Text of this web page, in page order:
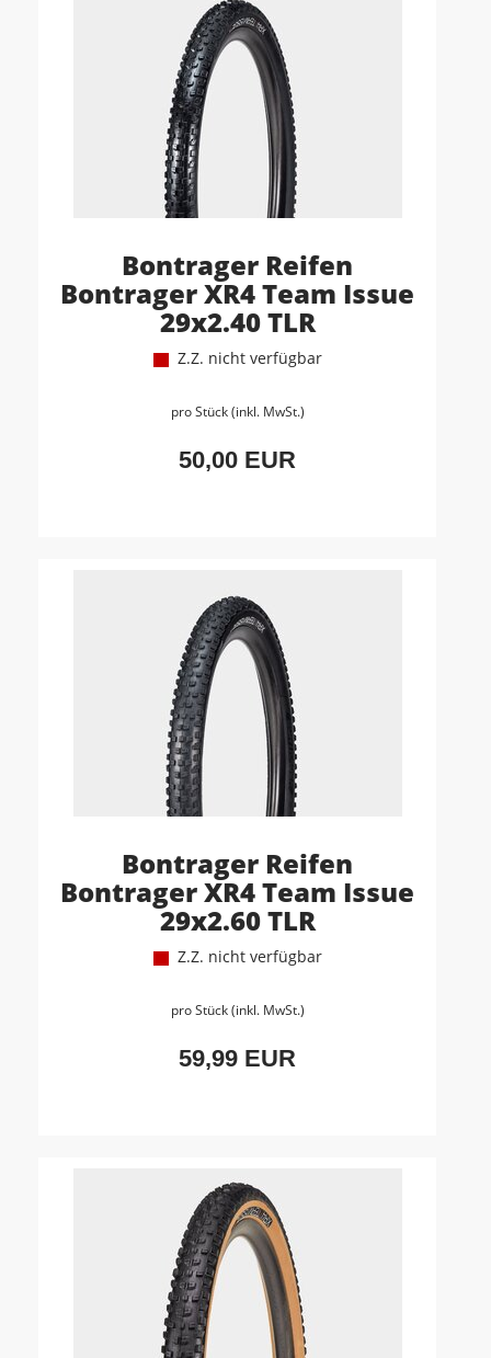
Bontrager Reifen
Bontrager XR4 Team Issue
29x2.40 TLR
Z.Z. nicht verfügbar
pro Stück (inkl. MwSt.)
50,00 EUR
Bontrager Reifen
Bontrager XR4 Team Issue
29x2.60 TLR
Z.Z. nicht verfügbar
pro Stück (inkl. MwSt.)
59,99 EUR